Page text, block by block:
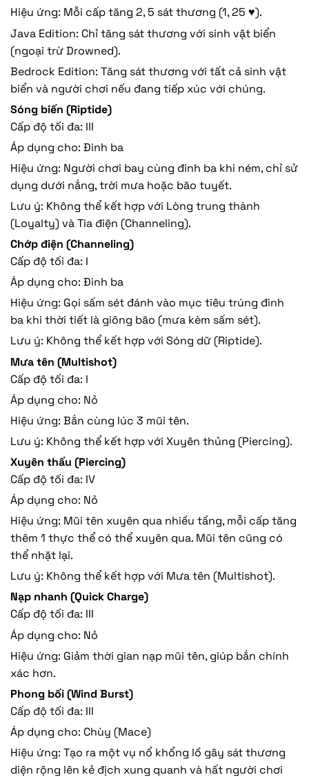
Hiệu ứng: Mỗi cấp tăng 2, 5 sát thương (1, 25 ♥).
Java Edition: Chỉ tăng sát thương với sinh vật biển
(ngoại trừ Drowned).
Bedrock Edition: Tăng sát thương với tất cả sinh vật
biển và người chơi nếu đang tiếp xúc với chúng.
Sóng biến (Riptide)
Cấp độ tối đa: III
Áp dụng cho: Đinh ba
Hiệu ứng: Người chơi bay cùng đinh ba khi ném, chỉ sử
dụng dưới nắng, trời mưa hoặc bão tuyết.
Lưu ý: Không thể kết hợp với Lòng trung thành
(Loyalty) và Tia điện (Channeling).
Chớp điện (Channeling)
Cấp độ tối đa: I
Áp dụng cho: Đinh ba
Hiệu ứng: Gọi sấm sét đánh vào mục tiêu trúng đinh
ba khi thời tiết là giông bão (mưa kèm sấm sét).
Lưu ý: Không thể kết hợp với Sóng dữ (Riptide).
Mưa tên (Multishot)
Cấp độ tối đa: I
Áp dụng cho: Nỏ
Hiệu ứng: Bắn cùng lúc 3 mũi tên.
Lưu ý: Không thể kết hợp với Xuyên thủng (Piercing).
Xuyên thấu (Piercing)
Cấp độ tối đa: IV
Áp dụng cho: Nỏ
Hiệu ứng: Mũi tên xuyên qua nhiều tầng, mỗi cấp tăng
thêm 1 thực thể có thể xuyên qua. Mũi tên cũng có
thể nhặt lại.
Lưu ý: Không thể kết hợp với Mưa tên (Multishot).
Nạp nhanh (Quick Charge)
Cấp độ tối đa: III
Áp dụng cho: Nỏ
Hiệu ứng: Giảm thời gian nạp mũi tên, giúp bắn chính
xác hơn.
Phong bối (Wind Burst)
Cấp độ tối đa: III
Áp dụng cho: Chùy (Mace)
Hiệu ứng: Tạo ra một vụ nổ khổng lồ gây sát thương
diện rộng lên kẻ địch xung quanh và hất người chơi